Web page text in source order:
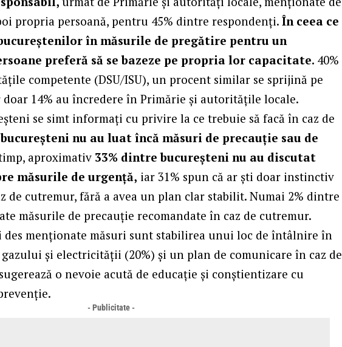
propria persoană, pentru 45% dintre respondenți.În ceea ce
în măsurile de pregătire pentru un
preferă să se bazeze pe propria lor capacitate. 40%
competente (DSU/ISU), un procent similar se sprijină pe
14% au încredere în Primărie și autoritățile locale.
se simt informați cu privire la ce trebuie să facă în caz de
nu au luat încă măsuri de precauție sau de
aproximativ 33% dintre bucureșteni nu au discutat
măsurile de urgență, iar 31% spun că ar ști doar instinctiv
de cutremur, fără a avea un plan clar stabilit. Numai 2% dintre
măsurile de precauție recomandate în caz de cutremur.
des menționate măsuri sunt stabilirea unui loc de întâlnire în
gazului și electricității (20%) și un plan de comunicare în caz de
o nevoie acută de educație și conștientizare cu
- Publicitate -